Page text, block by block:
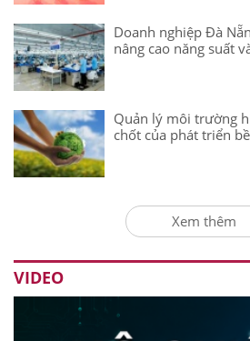
Doanh nghiệp Đà
nâng cao năng suất
Quản lý môi trường
chốt của phát triển
Xem thêm
VIDEO